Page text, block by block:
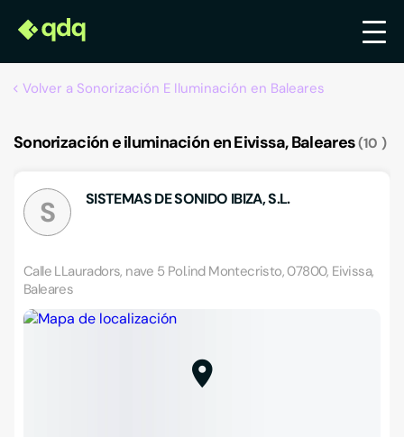
Volver a Sonorización E Iluminación en Baleares
Sonorización e iluminación en Eivissa, Baleares 10
S SISTEMAS DE SONIDO IBIZA, S.L.
Calle LLauradors, nave 5 Pol.ind Montecristo, 07800, Eivissa,
Baleares